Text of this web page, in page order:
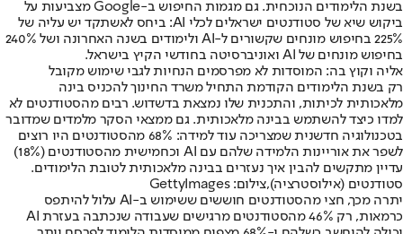
בשנת הלימודים הנוכחית. גם מגמות החיפוש ב-Google מצביעות על
ביקוש שיא של סטודנטים ישראלים לכלי AI: ביחס לאשתקד יש עליה של
225% בחיפוש מונחים שקשורים ל-AI ולימודים בשנה האחרונה ושל 240%
בחיפוש מונחים של AI ואוניברסיטה בחודשי הקיץ בישראל.
אליה וקוץ בה: המוסדות לא מפרסמים הנחיות לגבי שימוש מקובל
רק בשנת הלימודים הקודמת התחיל משרד החינוך להכניס בינה
מלאכותית לכיתות, והתכנית שלו נמצאת בדשדוש. רבים מהסטודנטים לא
למדו כיצד להשתמש בבינה מלאכותית. גם ממצאי הסקר מלמדים שמדובר
בטכנולוגיה חדשנית שמצריכה עוד למידה: 68% מהסטודנטים היו רוצים
לשפר את אוריינות הלמידה שלהם עם AI וכחמישית מהסטודנטים (18%)
עדיין מתקשים להבין איך נעזרים בבינה מלאכותית לטובת הלימודים.
סטודנטים (אילוסטרציה),צילום: GettyImages
יתרה מכך, חצי מהסטודנטים חוששים ששימוש ב-AI עלול להיתפס
כרמאות, רק 46% מהסטודנטים מרגישים שעבודה שנכתבה בעזרת AI